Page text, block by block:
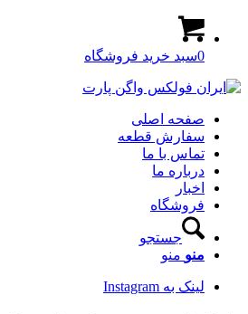
0سبد خرید فروشگاه
صفحه اصلی
سفارش قطعه
تماس با ما
درباره ما
اخبار
فروشگاه
جستجو
منو منو
لینک به Instagram